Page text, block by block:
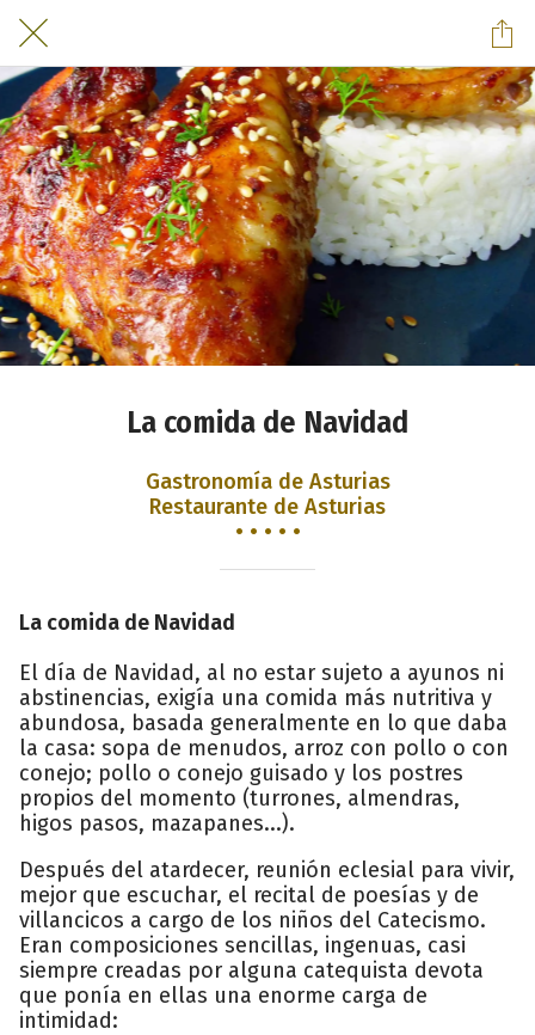
La comida de Navidad
Gastronomía de Asturias
Restaurante de Asturias
• • • • •
La comida de Navidad
El día de Navidad, al no estar sujeto a ayunos ni
abstinencias, exigía una comida más nutritiva y
abundosa, basada generalmente en lo que daba
la casa: sopa de menudos, arroz con pollo o con
conejo; pollo o conejo guisado y los postres
propios del momento (turrones, almendras,
higos pasos, mazapanes...).
Después del atardecer, reunión eclesial para vivir,
mejor que escuchar, el recital de poesías y de
villancicos a cargo de los niños del Catecismo.
Eran composiciones sencillas, ingenuas, casi
siempre creadas por alguna catequista devota
que ponía en ellas una enorme carga de
intimidad: